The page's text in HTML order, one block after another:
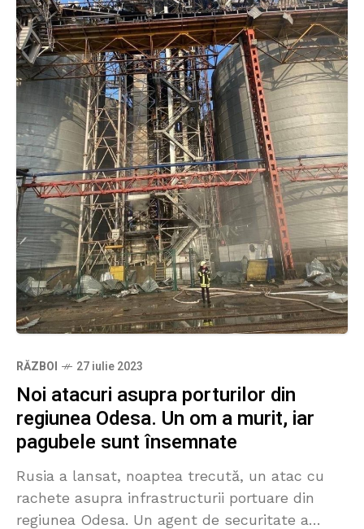
RĂZBOI 27 iulie 2023
Noi atacuri asupra porturilor din
regiunea Odesa. Un om a murit, iar
pagubele sunt însemnate
Rusia a lansat, noaptea trecută, un atac cu
rachete asupra infrastructurii portuare din
regiunea Odesa. Un agent de securitate a